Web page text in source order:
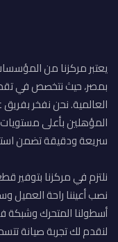
يعتبر مركزنا من
بمصر، حيث نتخصص في
العالمية. نحن نفخر
المؤهلين بأعلى
سريعة ودقيقة تضمن
نلتزم في مركزنا بتوفير
نصب أعيننا راحة
أسطولنا المتحرك وشبكة
لنقدم لك تجربة صيانة